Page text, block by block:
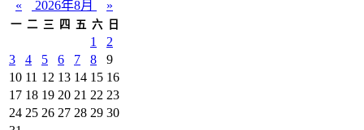
« 2026年8月 »
一 二 三 四 五 六 日
1
2
3
4 5 6 7 8
9
10 11 12 13 14 15 16
17 18 19 20 21 22 23
24 25 26 27 28 29 30